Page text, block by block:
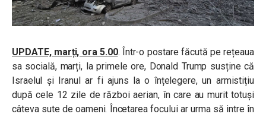
UPDATE, marți, ora 5.00. Într-o postare făcută pe rețeaua
sa socială, marți, la primele ore, Donald Trump susține că
Israelul și Iranul ar fi ajuns la o înțelegere, un armistițiu
după cele 12 zile de război aerian, în care au murit totuși
câteva sute de oameni. Încetarea focului ar urma să intre în